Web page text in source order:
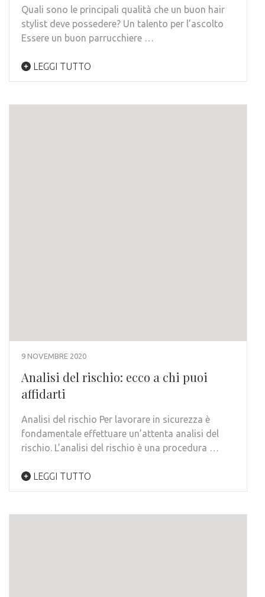
Quali sono le principali qualità che un buon hair
stylist deve possedere? Un talento per l’ascolto
Essere un buon parrucchiere …
LEGGI TUTTO
9 NOVEMBRE 2020
Analisi del rischio: ecco a chi puoi
affidarti
Analisi del rischio Per lavorare in sicurezza è
fondamentale effettuare un’attenta analisi del
rischio. L’analisi del rischio è una procedura …
LEGGI TUTTO